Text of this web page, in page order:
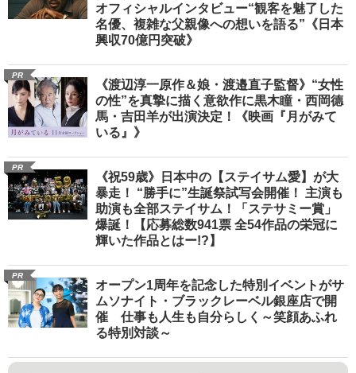
オフィシャルインタビュー“観客を魅了した
名優、複雑な父親像への想いを語る”《日本
興収70億円突破》
PR
《渡辺淳一原作＆娘・渡邉直子監督》“女性
の性”を真摯に描く意欲作に黒木瞳・西岡德
馬・吉田羊が出演決定！《映画『月がみて
いる』》
PR
《祝59歳》日本中の【ステイサム愛】が大
暴走！ “勝手に”生誕祭試写会開催！ 主演も
助演も全部ステイサム！「ステサミー賞」
爆誕！【応募総数941票 全54作品の栄冠に
輝いた作品とはー!?】
PR
オープン1周年を記念した特別イベントがサ
ムソナイト・ブラックレーベル銀座店で開
催 仕事も人生も自分らしく～笑顔あふれ
る特別対談～